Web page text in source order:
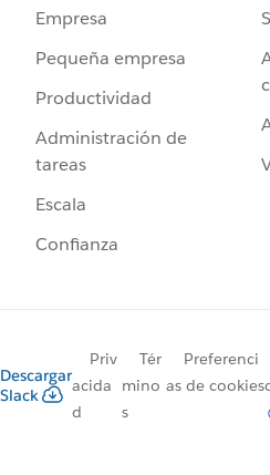
Empresa
Pequeña empresa
Productividad
Administración de
tareas
Escala
Confianza
Descargar
Slack
Priv
acida
d
Tér
mino
s
Preferenci
as de cookies